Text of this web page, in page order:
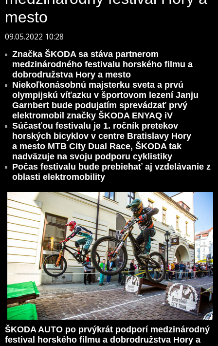
mesto
09.05.2022 10:28
Značka ŠKODA sa stáva partnerom
medzinárodného festivalu horského filmu a
dobrodružstva Hory a mesto
Niekoľkonásobnú majsterku sveta a prvú
olympijskú víťazku v športovom lezení Janju
Garnbert bude podujatím sprevádzať prvý
elektromobil značky ŠKODA ENYAQ iV
Súčasťou festivalu je 1. ročník pretekov
horských bicyklov v centre Bratislavy Hory
a mesto MTB City Dual Race, ŠKODA tak
nadväzuje na svoju podporu cyklistiky
Počas festivalu bude prebiehať aj vzdelávanie z
oblasti elektromobility
ŠKODA AUTO po prvýkrát podporí medzinárodný
festival horského filmu a dobrodružstva Hory a